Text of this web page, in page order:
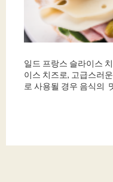
일드 프랑스 슬라이스
이스 치즈로, 고급스러
로 사용될 경우 음식의